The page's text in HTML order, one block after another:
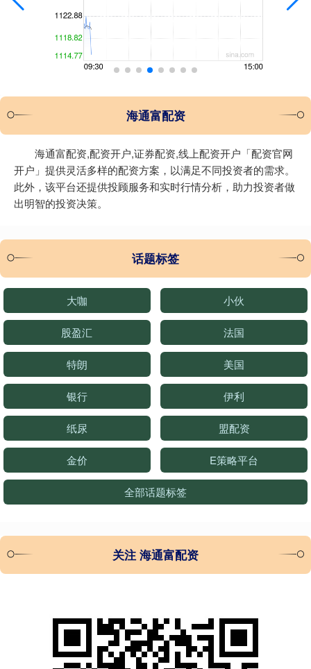
海通富配资
海通富配资,配资开户,证券配资,线上配资开户「配资官网
开户」提供灵活多样的配资方案，以满足不同投资者的需求。
此外，该平台还提供投顾服务和实时行情分析，助力投资者做
出明智的投资决策。
话题标签
大咖 小伙
股盈汇 法国
特朗 美国
银行 伊利
纸尿 盟配资
金价 E策略平台
全部话题标签
关注 海通富配资